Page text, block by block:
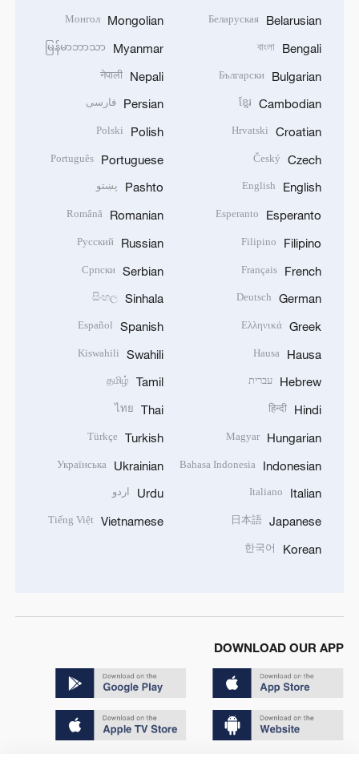
Belarusian
Беларуская
Bengali
বাংলা
Bulgarian
Български
Cambodian
ខ្មែរ
Croatian
Hrvatski
Czech
Český
English
English
Esperanto
Esperanto
Filipino
Filipino
French
Français
German
Deutsch
Greek
Ελληνικά
Hausa
Hausa
Hebrew עברית
Hindi
हिन्दी
Hungarian
Magyar
Indonesian
Bahasa Indonesia
Italian
Italiano
Japanese
日本語
Korean
한국어
Mongolian
Монгол
Myanmar
မြန်မာဘာသာ
Nepali
नेपाली
Persian فارسی
Polish
Polski
Portuguese
Português
Pashto پښتو
Romanian
Română
Russian
Русский
Serbian
Српски
Sinhala
සිංහල
Spanish
Español
Swahili
Kiswahili
Tamil
தமிழ்
Thai
ไทย
Turkish
Türkçe
Ukrainian
Українська
Urdu اردو
Vietnamese
Tiếng Việt
DOWNLOAD OUR APP